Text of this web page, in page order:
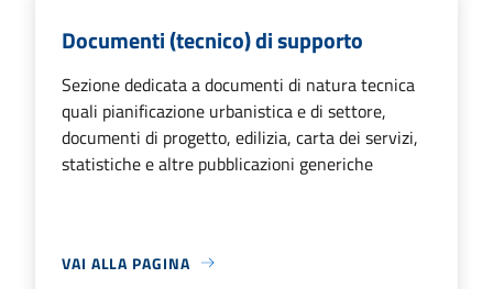
Documenti (tecnico) di supporto
Sezione dedicata a documenti di natura tecnica
quali pianificazione urbanistica e di settore,
documenti di progetto, edilizia, carta dei servizi,
statistiche e altre pubblicazioni generiche
VAI ALLA PAGINA